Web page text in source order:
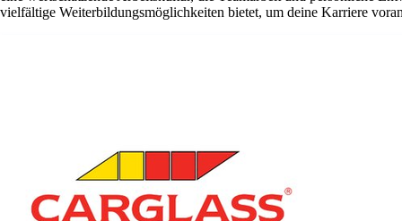
vielfältige Weiterbildungsmöglichkeiten bietet, um deine Karriere